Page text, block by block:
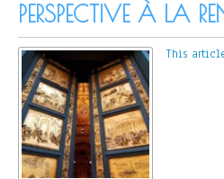
PERSPECTIVE À LA
This